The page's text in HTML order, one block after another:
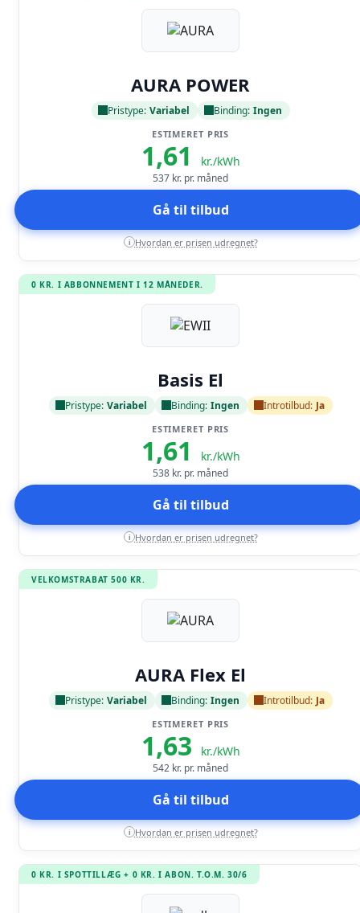
AURA POWER
Pristype: Variabel Binding: Ingen
ESTIMERET PRIS
1,61 kr./kWh
537 kr. pr. måned
Gå til tilbud
i Hvordan er prisen udregnet?
0 KR. I ABBONNEMENT I 12 MÅNEDER.
Basis El
Pristype: Variabel Binding: Ingen Introtilbud: Ja
ESTIMERET PRIS
1,61 kr./kWh
538 kr. pr. måned
Gå til tilbud
i Hvordan er prisen udregnet?
VELKOMSTRABAT 500 KR.
AURA Flex El
Pristype: Variabel Binding: Ingen Introtilbud: Ja
ESTIMERET PRIS
1,63 kr./kWh
542 kr. pr. måned
Gå til tilbud
i Hvordan er prisen udregnet?
0 KR. I SPOTTILLÆG + 0 KR. I ABON. T.O.M. 30/6